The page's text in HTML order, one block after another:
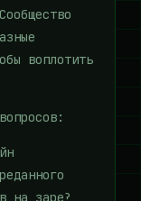
воплотить
на заре?